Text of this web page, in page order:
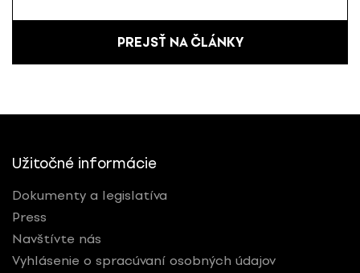
PREJSŤ NA ČLÁNKY
Užitočné informácie
Dokumenty a legislatíva
Press
Navštívte nás
Vyhlásenie o spracúvaní osobných údajov